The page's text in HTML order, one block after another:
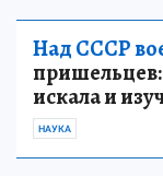
Над СССР
пришельцев:
искала и
НАУКА